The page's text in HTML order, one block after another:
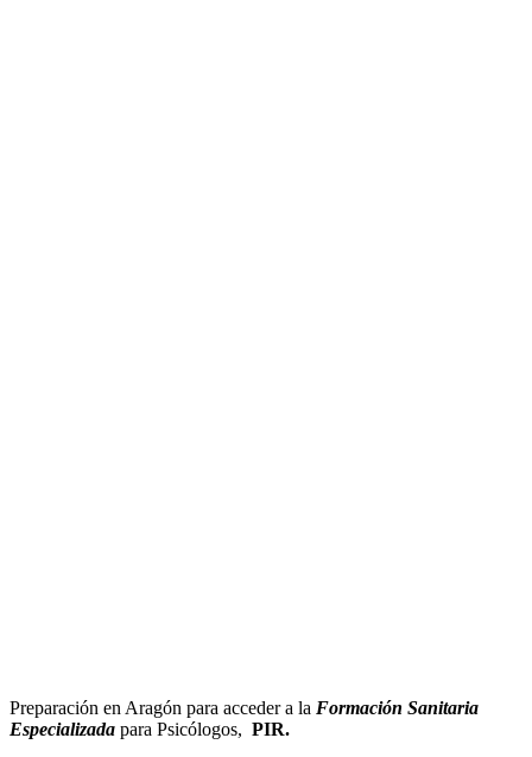
Preparación en Aragón para acceder a la Formación Sanitaria
Especializada para Psicólogos, PIR.